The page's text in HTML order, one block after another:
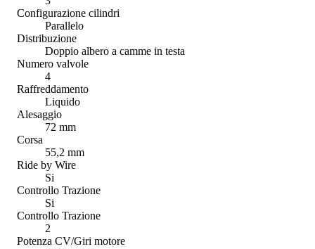
Configurazione cilindri
Parallelo
Distribuzione
Doppio albero a camme in testa
Numero valvole
4
Raffreddamento
Liquido
Alesaggio
72 mm
Corsa
55,2 mm
Ride by Wire
Si
Controllo Trazione
Si
Controllo Trazione
2
Potenza CV/Giri motore